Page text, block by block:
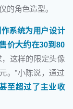
的角色造型。
系统为用户设计
价大约在30到80
这样的限定头像
。”小陈说，通过
至超过了主业收